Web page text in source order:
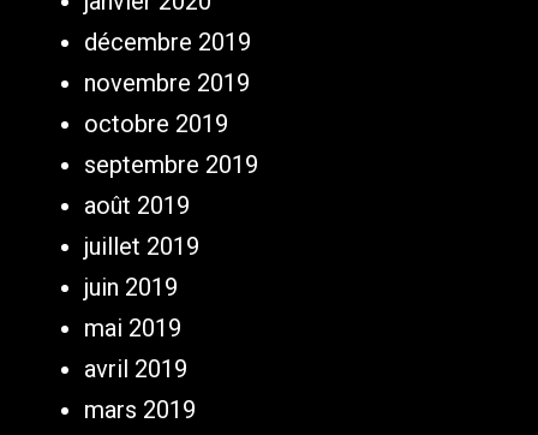
décembre 2019
novembre 2019
octobre 2019
septembre 2019
août 2019
juillet 2019
juin 2019
mai 2019
avril 2019
mars 2019